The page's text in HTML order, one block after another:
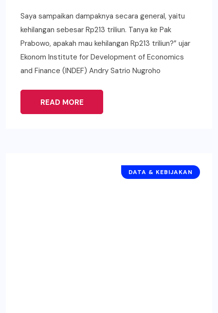
Saya sampaikan dampaknya secara general, yaitu
kehilangan sebesar Rp213 triliun. Tanya ke Pak
Prabowo, apakah mau kehilangan Rp213 triliun?” ujar
Ekonom Institute for Development of Economics
and Finance (INDEF) Andry Satrio Nugroho
READ MORE
DATA & KEBIJAKAN